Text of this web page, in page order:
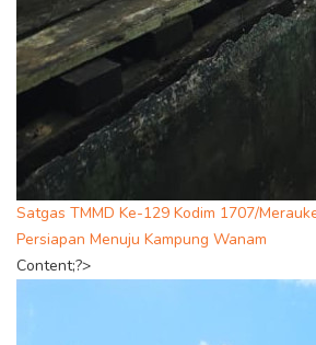
Satgas TMMD Ke-129 Kodim 1707/
Persiapan Menuju Kampung Wanam
Content;?>